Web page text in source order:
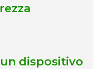
dispositivo